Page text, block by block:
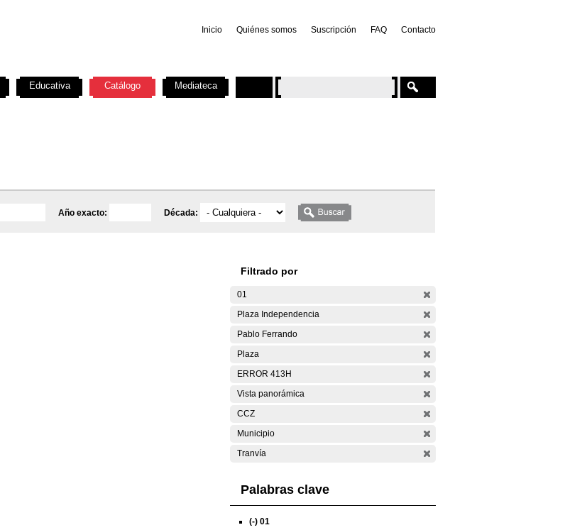
Inicio Quiénes somos Suscripción FAQ Contacto
Año exacto: Década:
Filtrado por
01
Plaza Independencia
Pablo Ferrando
Plaza
ERROR 413H
Vista panorámica
CCZ
Municipio
Tranvía
Palabras clave
(-) 01
Educativa Catálogo Mediateca